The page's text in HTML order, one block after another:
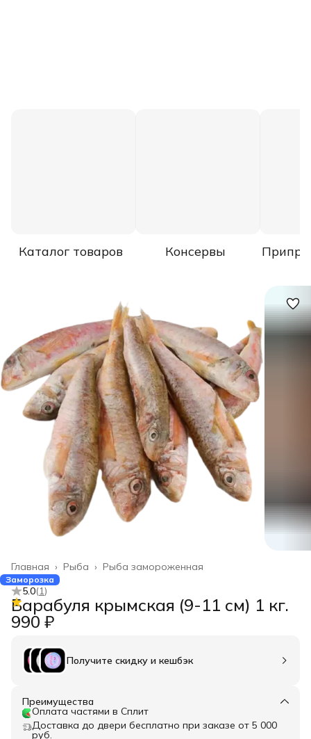
Каталог товаров Консервы
Рыба замороженная
Рыба ›
Главная ›
Заморозка
5.0(1)
Барабуля крымская (9-11 см) 1 кг.
990 ₽
Получите скидку и кешбэк
Преимущества
Оплата частями в Сплит
Доставка до двери бесплатно при заказе от 5 000
руб.